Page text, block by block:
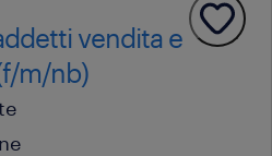
vendita e
m/nb)